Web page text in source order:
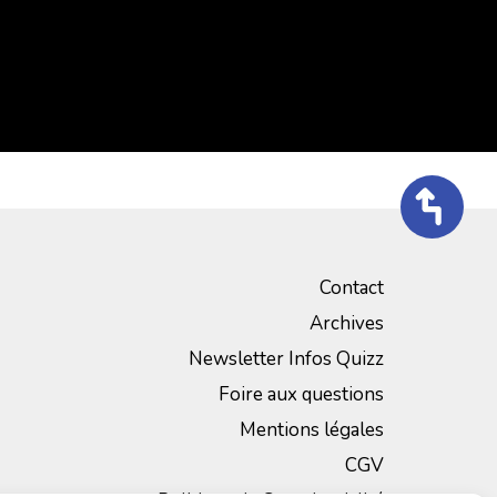
Contact
Archives
Newsletter Infos Quizz
Foire aux questions
Mentions légales
CGV